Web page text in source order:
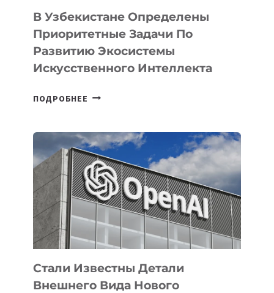
В Узбекистане Определены
Приоритетные Задачи По
Развитию Экосистемы
Искусственного Интеллекта
ПОДРОБНЕЕ
ПРИОРИТЕТНЫЕ
ЗАДАЧИ
ПО
РАЗВИТИЮ
ЭКОСИСТЕМЫ
ИСКУССТВЕННОГО
ИНТЕЛЛЕКТА
Стали Известны Детали
Внешнего Вида Нового